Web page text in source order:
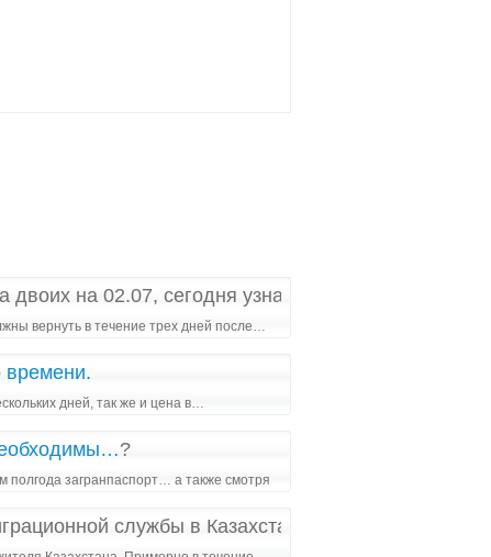
двоих на 02.07, сегодня узнала что из за
вернуть в течение трех дней после…
времени.
дней, так же и цена в…
?
загранпаспорт… а также смотря
службы в Казахстане